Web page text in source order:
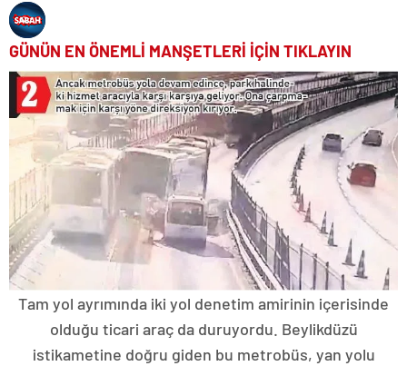
GÜNÜN EN ÖNEMLİ MANŞETLERİ İÇİN TIKLAYIN
Tam yol ayrımında iki yol denetim amirinin içerisinde
olduğu ticari araç da duruyordu. Beylikdüzü
istikametine doğru giden bu metrobüs, yan yolu